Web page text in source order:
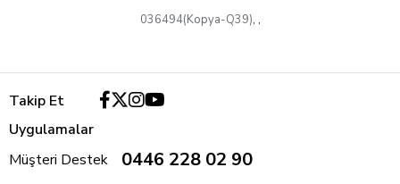
036494(Kopya-Q39), ,
Takip Et
Uygulamalar
Müşteri Destek
0446 228 02 90